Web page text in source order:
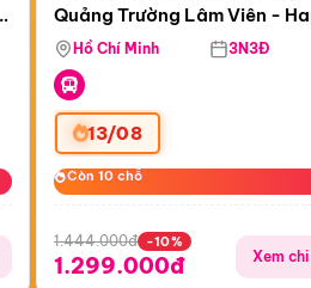
Quảng Trường Lâm Viên -
Hill - Puppy Farm
Hồ Chí Minh 3N3Đ
13/08
Còn 10 chỗ
Còn 10 chỗ
1.444.000đ -10%
1.299.000đ Xem